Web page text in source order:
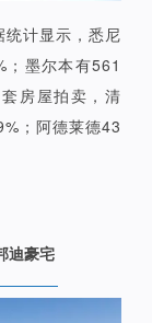
计显示，悉尼
；墨尔本有561
房屋拍卖，清
；阿德莱德43
迪豪宅